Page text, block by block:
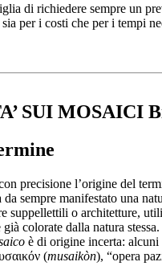
di richiedere sempre un
per i costi che per i tempi
SUI MOSAICI
precisione l’origine del
da sempre manifestato una
suppellettili o architetture,
colorate dalla natura stessa.
è di origine incerta:
(musaikòn), “opera